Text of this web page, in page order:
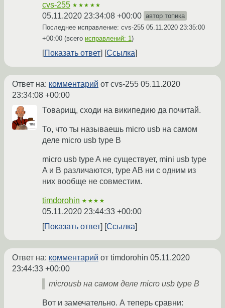
cvs-255 ★★★★★
05.11.2020 23:34:08 +00:00 автор топика
Последнее исправление: cvs-255 05.11.2020 23:35:00
+00:00 (всего исправлений: 1)
Показать ответ Ссылка
Ответ на: комментарий от cvs-255 05.11.2020
23:34:08 +00:00
Товарищ, сходи на википедию да почитай.
То, что ты называешь micro usb на самом
деле micro usb type B
micro usb type A не существует, mini usb type
A и B различаются, type AB ни с одним из
них вообще не совместим.
timdorohin ★★★★
05.11.2020 23:44:33 +00:00
Показать ответ
Ссылка
Ответ на: комментарий от timdorohin 05.11.2020
23:44:33 +00:00
microusb на самом деле micro usb type B
Вот и замечательно. А теперь сравни: